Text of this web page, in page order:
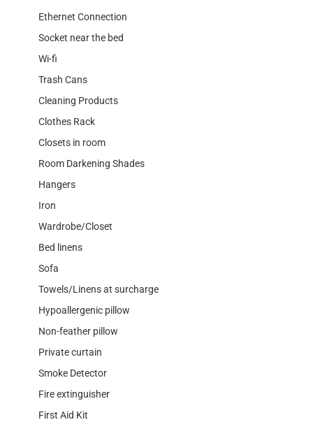
Ethernet Connection
Socket near the bed
Wi-fi
Trash Cans
Cleaning Products
Clothes Rack
Closets in room
Room Darkening Shades
Hangers
Iron
Wardrobe/Closet
Bed linens
Sofa
Towels/Linens at surcharge
Hypoallergenic pillow
Non-feather pillow
Private curtain
Smoke Detector
Fire extinguisher
First Aid Kit